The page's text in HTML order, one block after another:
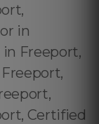
in
Freeport,
Certified